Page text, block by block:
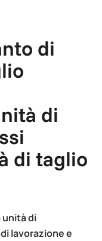
di
di
di taglio
unità di
lavorazione e